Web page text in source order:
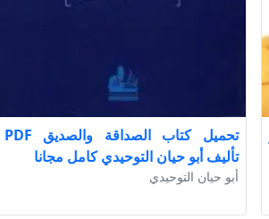
تحميل كتاب الصداقة والصديق PDF
تأليف أبو حيان التوحيدي كامل مجانا
أبو حيان التوحيدي